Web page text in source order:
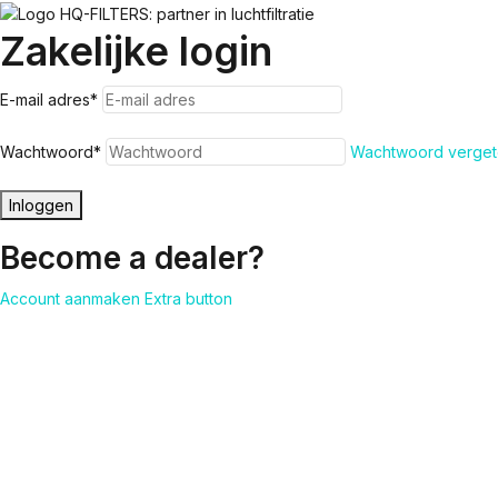
Zakelijke login
E-mail adres*
Wachtwoord* Wachtwoord
Inloggen
Become a dealer?
Account aanmaken Extra button